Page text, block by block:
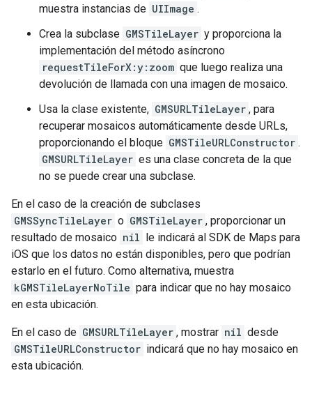
muestra instancias de UIImage .
Crea la subclase GMSTileLayer y proporciona la
implementación del método asíncrono
requestTileForX:y:zoom que luego realiza una
devolución de llamada con una imagen de mosaico.
Usa la clase existente, GMSURLTileLayer , para
recuperar mosaicos automáticamente desde URLs,
proporcionando el bloque GMSTileURLConstructor .
GMSURLTileLayer es una clase concreta de la que
no se puede crear una subclase.
En el caso de la creación de subclases
GMSSyncTileLayer o GMSTileLayer , proporcionar un
resultado de mosaico nil le indicará al SDK de Maps para
iOS que los datos no están disponibles, pero que podrían
estarlo en el futuro. Como alternativa, muestra
kGMSTileLayerNoTile para indicar que no hay mosaico
en esta ubicación.
En el caso de GMSURLTileLayer , mostrar nil desde
GMSTileURLConstructor indicará que no hay mosaico en
esta ubicación.